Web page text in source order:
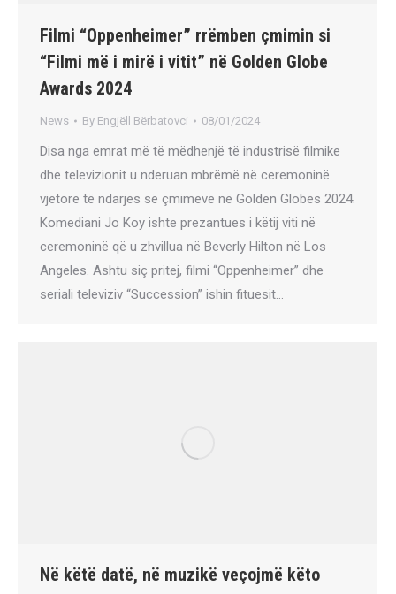
Filmi “Oppenheimer” rrëmben çmimin si
“Filmi më i mirë i vitit” në Golden Globe
Awards 2024
News By Engjëll Bërbatovci 08/01/2024
Disa nga emrat më të mëdhenjë të industrisë filmike
dhe televizionit u nderuan mbrëmë në ceremoninë
vjetore të ndarjes së çmimeve në Golden Globes 2024.
Komediani Jo Koy ishte prezantues i këtij viti në
ceremoninë që u zhvillua në Beverly Hilton në Los
Angeles. Ashtu siç pritej, filmi “Oppenheimer” dhe
seriali televiziv “Succession” ishin fituesit…
Në këtë datë, në muzikë veçojmë këto